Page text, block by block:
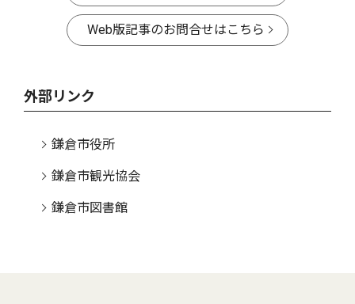
Web版記事のお問合せはこちら
外部リンク
鎌倉市役所
鎌倉市観光協会
鎌倉市図書館